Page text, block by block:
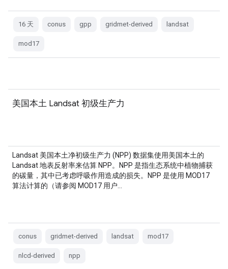
16 天 conus gpp gridmet-derived landsat
mod17
美国本土 Landsat 初级生产力
Landsat 美国本土净初级生产力 (NPP) 数据集使用美国本土的
Landsat 地表反射率来估算 NPP。NPP 是指生态系统中植物捕获
的碳量，其中已考虑呼吸作用造成的损失。NPP 是使用 MOD17
算法计算的（请参阅 MOD17 用户…
conus gridmet-derived landsat mod17
nlcd-derived npp